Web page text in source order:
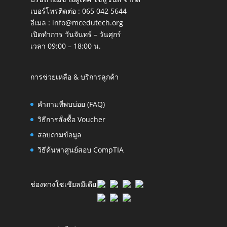
เบอร์โทรติดต่อ : 065 042 5644
อีเมล : info@mcedutech.org
เปิดทำการ วันจันทร์ – วันศุกร์
เวลา 09:00 – 18:00 น.
การช่วยเหลือ & บริการลูกค้า
คำถามที่พบบ่อย (FAQ)
วิธีการสั่งซื้อ Voucher
สอบถามข้อมูล
วิธีค้นหาศูนย์สอบ CompTIA
ช่องทางโซเชียลมีเดีย